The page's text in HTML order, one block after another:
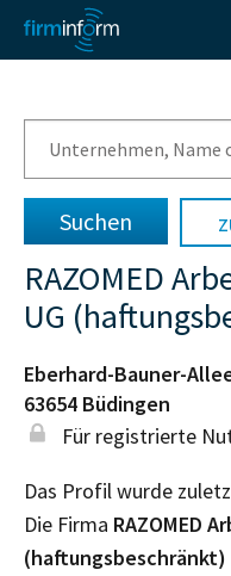
RAZOMED
UG
Eberhard-Bauner-
63654 Büdingen
Für registrierte
Das Profil wurde
Die Firma RAZOMED
(haftungsbeschränkt)